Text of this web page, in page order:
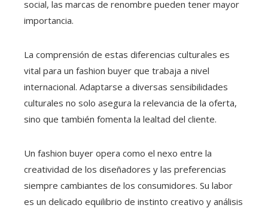
social, las marcas de renombre pueden tener mayor
importancia.
La comprensión de estas diferencias culturales es
vital para un fashion buyer que trabaja a nivel
internacional. Adaptarse a diversas sensibilidades
culturales no solo asegura la relevancia de la oferta,
sino que también fomenta la lealtad del cliente.
Un fashion buyer opera como el nexo entre la
creatividad de los diseñadores y las preferencias
siempre cambiantes de los consumidores. Su labor
es un delicado equilibrio de instinto creativo y análisis